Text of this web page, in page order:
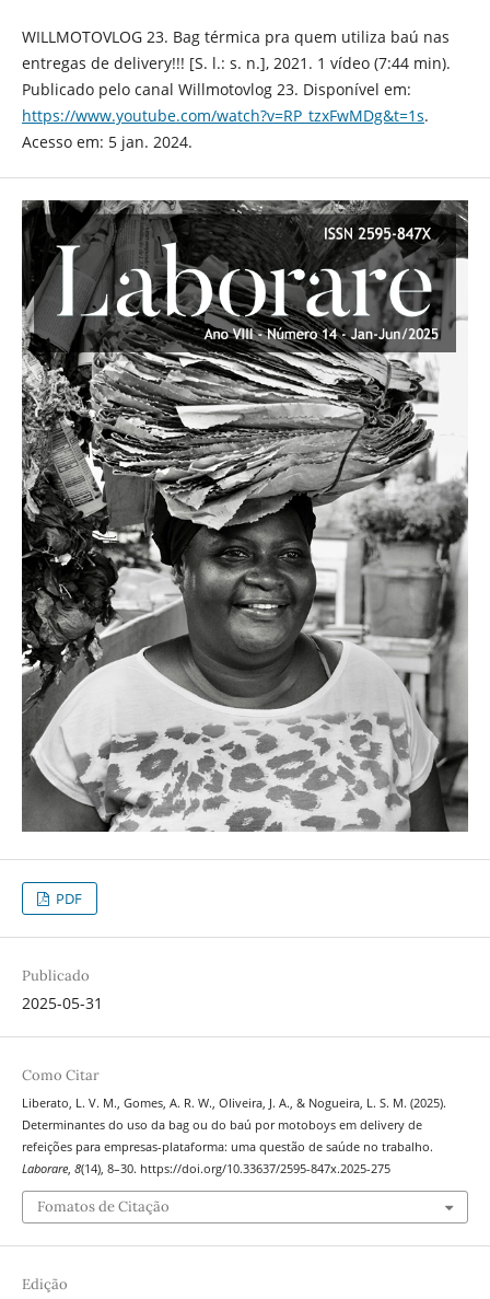
WILLMOTOVLOG 23. Bag térmica pra quem utiliza baú nas
entregas de delivery!!! [S. l.: s. n.], 2021. 1 vídeo (7:44 min).
Publicado pelo canal Willmotovlog 23. Disponível em:
https://www.youtube.com/watch?v=RP_tzxFwMDg&t=1s.
Acesso em: 5 jan. 2024.
PDF
Publicado
2025-05-31
Como Citar
Liberato, L. V. M., Gomes, A. R. W., Oliveira, J. A., & Nogueira, L. S. M. (2025).
Determinantes do uso da bag ou do baú por motoboys em delivery de
refeições para empresas-plataforma: uma questão de saúde no trabalho.
Laborare, 8(14), 8–30. https://doi.org/10.33637/2595-847x.2025-275
Fomatos de Citação
Edição